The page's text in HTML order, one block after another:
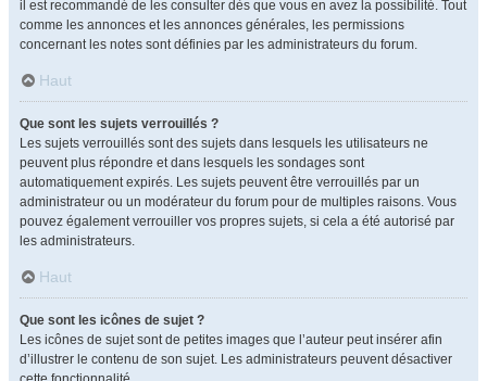
il est recommandé de les consulter dès que vous en avez la possibilité. Tout
comme les annonces et les annonces générales, les permissions
concernant les notes sont définies par les administrateurs du forum.
Haut
Que sont les sujets verrouillés ?
Les sujets verrouillés sont des sujets dans lesquels les utilisateurs ne
peuvent plus répondre et dans lesquels les sondages sont
automatiquement expirés. Les sujets peuvent être verrouillés par un
administrateur ou un modérateur du forum pour de multiples raisons. Vous
pouvez également verrouiller vos propres sujets, si cela a été autorisé par
les administrateurs.
Haut
Que sont les icônes de sujet ?
Les icônes de sujet sont de petites images que l’auteur peut insérer afin
d’illustrer le contenu de son sujet. Les administrateurs peuvent désactiver